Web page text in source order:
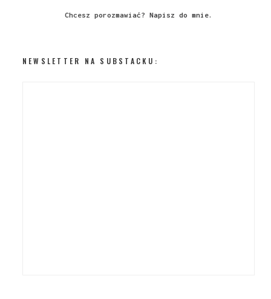
Chcesz porozmawiać? Napisz do mnie.
NEWSLETTER NA SUBSTACKU: